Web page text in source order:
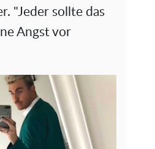
"Jeder sollte das
Angst vor